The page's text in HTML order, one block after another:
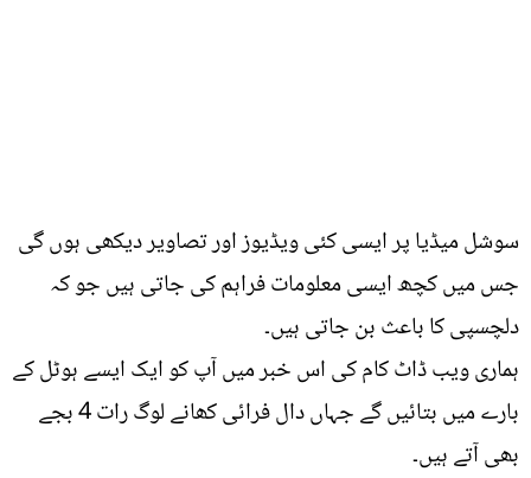
سوشل میڈیا پر ایسی کئی ویڈیوز اور تصاویر دیکھی ہوں گی
جس میں کچھ ایسی معلومات فراہم کی جاتی ہیں جو کہ
دلچسپی کا باعث بن جاتی ہیں۔
ہماری ویب ڈاٹ کام کی اس خبر میں آپ کو ایک ایسے ہوٹل کے
بارے میں بتائیں گے جہاں دال فرائی کھانے لوگ رات 4 بجے
بھی آتے ہیں۔